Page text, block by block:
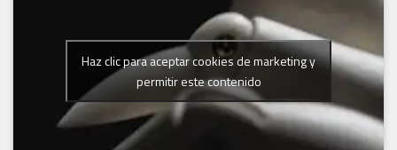
Haz clic para aceptar cookies de marketing y
permitir este contenido